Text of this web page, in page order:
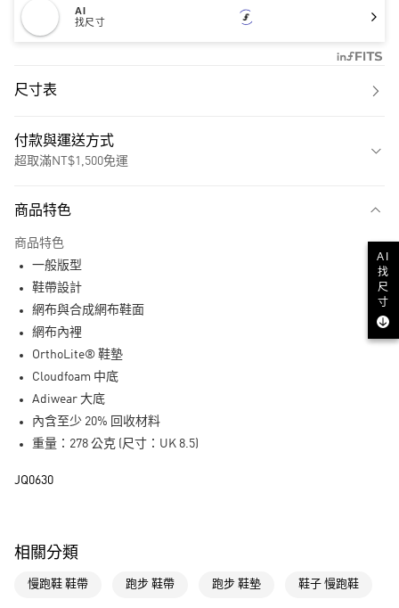
AI
找尺寸
尺寸表
付款與運送方式
超取滿NT$1,500免運
LINE Pay
全家取貨付款
每筆NT$80，滿NT$1,500(含以上)免運費
付款後全家取貨
每筆NT$80，滿NT$1,500(含以上)免運費
每筆NT$80，滿NT$1,500(含以上)免運費
商品特色
商品特色
一般版型
鞋帶設計
網布與合成網布鞋面
網布內裡
OrthoLite® 鞋墊
Cloudfoam 中底
Adiwear 大底
內含至少 20% 回收材料
重量：278 公克 (尺寸：UK 8.5)
JQ0630
相關分類
慢跑鞋 鞋帶 跑步 鞋帶 跑步 鞋墊 鞋子 慢跑鞋
AI
找
尺
寸